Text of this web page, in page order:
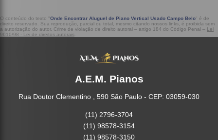
O conteúdo do texto "Onde Encontrar Aluguel de Piano Vertical Usado Campo Belo" é de
direito reservado. Sua reprodução, parcial ou total, mesmo citando nossos links, é proibida sem
a autorização do autor. Crime de violação de direito autoral – artigo 184 do Código Penal – Lei
9610/98 - Lei de direitos autorais
A.E.M. Pianos
Rua Doutor Clementino , 590 São Paulo - CEP: 03059-030
(11) 2796-3704
(11) 98578-3154
(11) 98578-3150